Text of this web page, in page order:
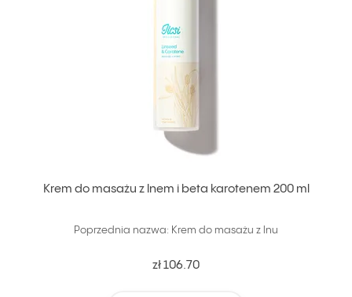
Krem do masażu z lnem i beta karotenem 200 ml
Poprzednia nazwa: Krem do masażu z lnu
zł 106.70